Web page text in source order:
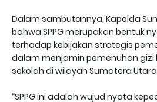
Dalam sambutannya, Kapolda
bahwa SPPG merupakan bentuk
terhadap kebijakan strategis
dalam menjamin pemenuhan
sekolah di wilayah Sumatera
“SPPG ini adalah wujud nyata